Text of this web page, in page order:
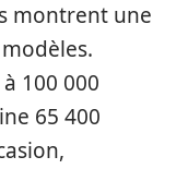
montrent une
100 000
65 400